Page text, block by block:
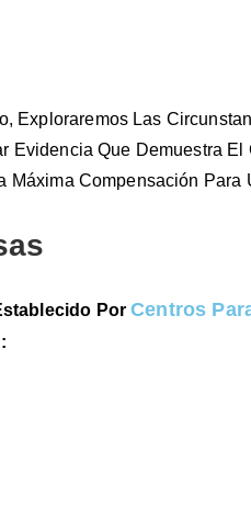
Exploraremos Las
Evidencia Que Demuestra El
Máxima Compensación Para
PorCentros